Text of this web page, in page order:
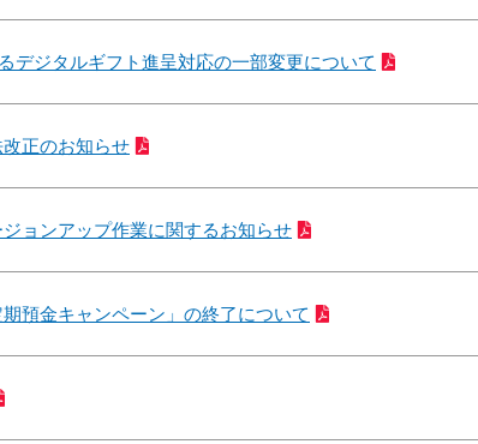
デジタルギフト進呈対応の一部変更について
正のお知らせ
ョンアップ作業に関するお知らせ
預金キャンペーン」の終了について